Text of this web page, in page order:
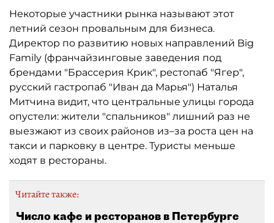
Некоторые участники рынка называют этот
летний сезон провальным для бизнеса.
Директор по развитию новых направлений Big
Family (франчайзинговые заведения под
брендами "Брассерия Крик", рестопаб "Ягер",
русский гастропаб "Иван да Марья") Наталья
Митчина видит, что центральные улицы города
опустели: жители "спальников" лишний раз не
выезжают из своих районов из–за роста цен на
такси и парковку в центре. Туристы меньше
ходят в рестораны.
Читайте также:
Число кафе и ресторанов в Петербурге